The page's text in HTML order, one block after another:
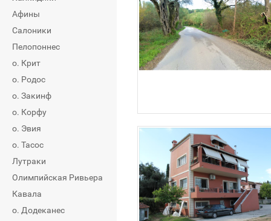
Афины
Салоники
Пелопоннес
о. Крит
о. Родос
о. Закинф
о. Корфу
о. Эвия
о. Тасос
Лутраки
Олимпийская Ривьера
Кавала
о. Додеканес